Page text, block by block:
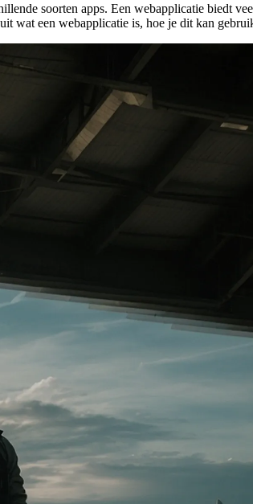
soorten apps. Een webapplicatie biedt
wat een webapplicatie is, hoe je dit kan